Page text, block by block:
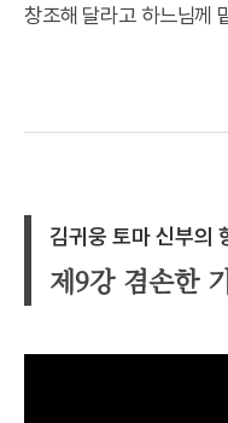
창조해 달라고 하느님께
김귀웅 토마 신부의
제9강 겸손한